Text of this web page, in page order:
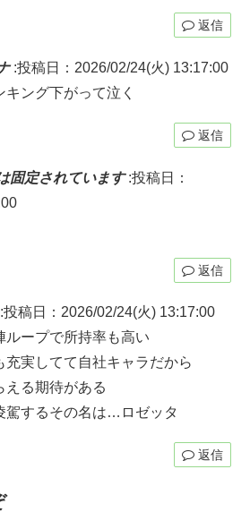
返信
:投稿日：2026/02/24(火) 13:17:00
ング下がって泣く
返信
固定されています:投稿日：
返信
:投稿日：2026/02/24(火) 13:17:00
ループで所持率も高い
実してて自社キャラだから
える期待がある
駕するその名は…ロゼッタ
返信